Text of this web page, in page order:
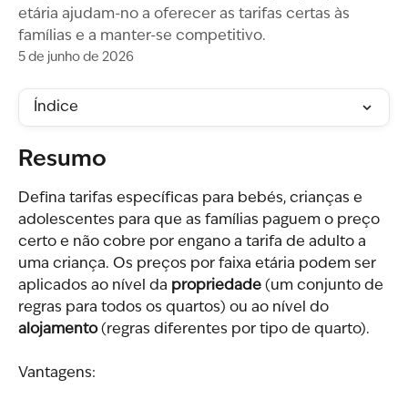
etária ajudam-no a oferecer as tarifas certas às
famílias e a manter-se competitivo.
5 de junho de 2026
Índice
Resumo
Defina tarifas específicas para bebés, crianças e
adolescentes para que as famílias paguem o preço
certo e não cobre por engano a tarifa de adulto a
uma criança. Os preços por faixa etária podem ser
aplicados ao nível da propriedade (um conjunto de
regras para todos os quartos) ou ao nível do
alojamento (regras diferentes por tipo de quarto).
Vantagens: